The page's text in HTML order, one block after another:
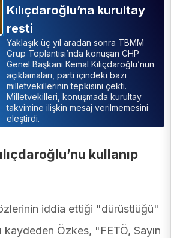
Kılıçdaroğlu’na kurultay
resti
Yaklaşık üç yıl aradan sonra TBMM
Grup Toplantısı’nda konuşan CHP
Genel Başkanı Kemal Kılıçdaroğlu’nun
açıklamaları, parti içindeki bazı
milletvekillerinin tepkisini çekti.
Milletvekilleri, konuşmada kurultay
takvimine ilişkin mesaj verilmemesini
eleştirdi.
kullanıp
iddia ettiği "dürüstlüğü"
kaydeden Özkes, "FETÖ, Sayın